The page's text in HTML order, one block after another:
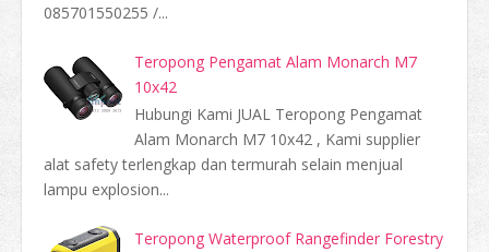
085701550255 /...
Teropong Pengamat Alam Monarch M7
10x42
Hubungi Kami JUAL Teropong Pengamat
Alam Monarch M7 10x42 , Kami supplier
alat safety terlengkap dan termurah selain menjual
lampu explosion...
Teropong Waterproof Rangefinder Forestry